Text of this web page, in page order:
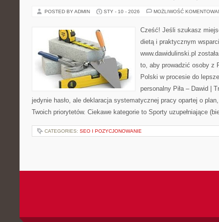
POSTED BY ADMIN STY - 10 - 2026 MOŻLIWOŚĆ
Cześć! Jeśli szukasz
dietą i praktycznym
www.dawidulinski.pl
to, aby prowadzić osoby z
Polski w procesie do
personalny Piła – Dawid |
jedynie hasło, ale deklaracja systematycznej pracy opartej o
Twoich priorytetów. Ciekawe kategorie to Sporty uzupełniające
CATEGORIES: SEO I POZYCJONOWANIE